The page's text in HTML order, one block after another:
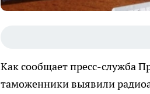
Как сообщает пресс-служба
таможенники выявили